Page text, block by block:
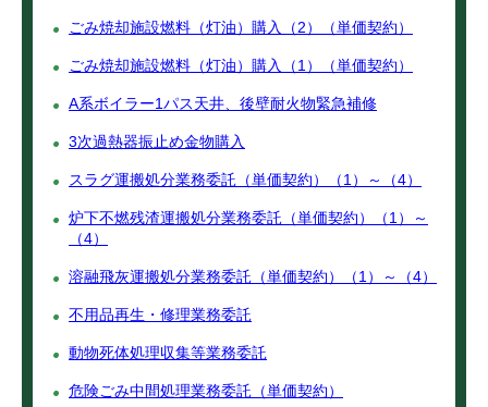
ごみ焼却施設燃料（灯油）購入（2）（単価契約）
ごみ焼却施設燃料（灯油）購入（1）（単価契約）
A系ボイラー1パス天井、後壁耐火物緊急補修
3次過熱器振止め金物購入
スラグ運搬処分業務委託（単価契約）（1）～（4）
炉下不燃残渣運搬処分業務委託（単価契約）（1）～
（4）
溶融飛灰運搬処分業務委託（単価契約）（1）～（4）
不用品再生・修理業務委託
動物死体処理収集等業務委託
危険ごみ中間処理業務委託（単価契約）